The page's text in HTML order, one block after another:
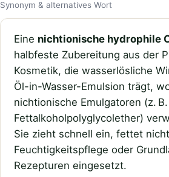
Synonym & alternatives Wort
Eine nichtionische hydrophile
halbfeste Zubereitung aus der
Kosmetik, die wasserlösliche
Öl-in-Wasser-Emulsion trägt,
nichtionische Emulgatoren (z. B.
Fettalkoholpolyglycolether)
Sie zieht schnell ein, fettet
Feuchtigkeitspflege oder
Rezepturen eingesetzt.